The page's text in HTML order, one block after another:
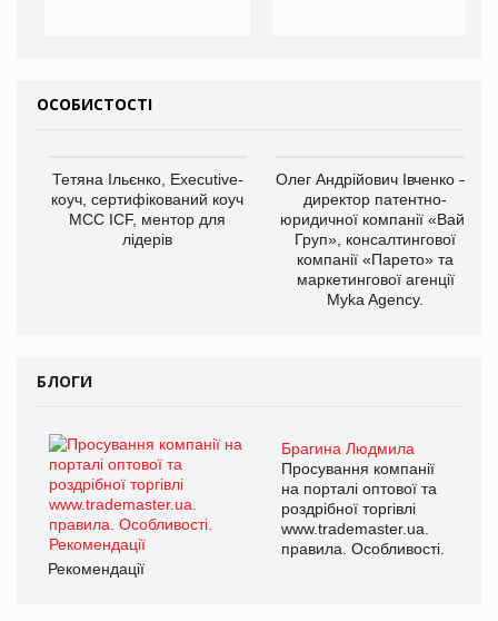
ОСОБИСТОСТІ
Тетяна Ільєнко, Executive-
коуч, сертифікований коуч
МСС ICF, ментор для
лідерів
Олег Андрійович Івченко —
директор патентно-
юридичної компанії «Вайз
Груп», консалтингової
компанії «Парето» та
маркетингової агенції
Myka Agency.
БЛОГИ
Брагина Людмила
Просування компанії
на порталі оптової та
роздрібної торгівлі
www.trademaster.ua.
правила. Особливості.
Рекомендації